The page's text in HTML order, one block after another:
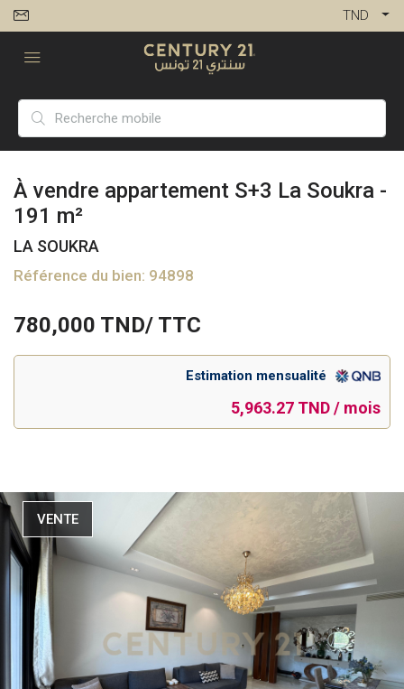
TND
À vendre appartement S+3 La Soukra -
191 m²
LA SOUKRA
Référence du bien: 94898
780,000 TND/ TTC
Estimation mensualité
5,963.27 TND / mois
VENTE